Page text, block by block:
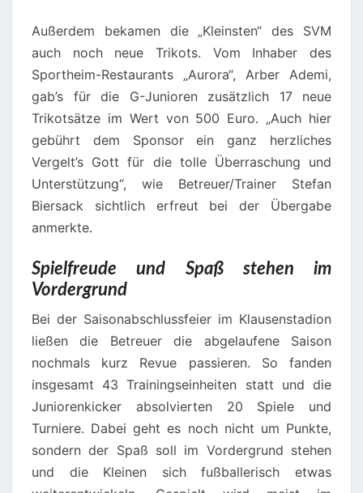
Außerdem bekamen die „Kleinsten“ des SVM
auch noch neue Trikots. Vom Inhaber des
Sportheim-Restaurants „Aurora“, Arber Ademi,
gab’s für die G-Junioren zusätzlich 17 neue
Trikotsätze im Wert von 500 Euro. „Auch hier
gebührt dem Sponsor ein ganz herzliches
Vergelt’s Gott für die tolle Überraschung und
Unterstützung“, wie Betreuer/Trainer Stefan
Biersack sichtlich erfreut bei der Übergabe
anmerkte.
Spielfreude und Spaß stehen im
Vordergrund
Bei der Saisonabschlussfeier im Klausenstadion
ließen die Betreuer die abgelaufene Saison
nochmals kurz Revue passieren. So fanden
insgesamt 43 Trainingseinheiten statt und die
Juniorenkicker absolvierten 20 Spiele und
Turniere. Dabei geht es noch nicht um Punkte,
sondern der Spaß soll im Vordergrund stehen
und die Kleinen sich fußballerisch etwas